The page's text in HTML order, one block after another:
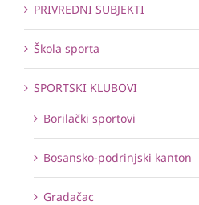
PRIVREDNI SUBJEKTI
Škola sporta
SPORTSKI KLUBOVI
Borilački sportovi
Bosansko-podrinjski kanton
Gradačac